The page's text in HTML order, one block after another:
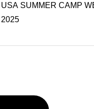
USA SUMMER CAMP
2025